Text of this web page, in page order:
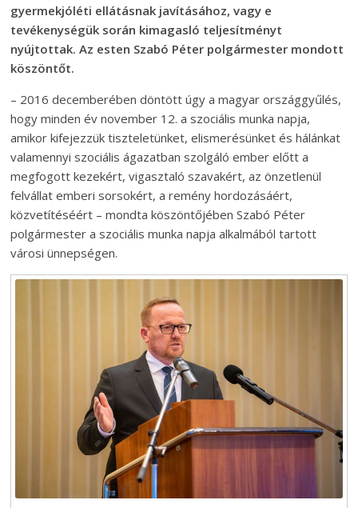
gyermekjóléti ellátásnak javításához, vagy e
tevékenységük során kimagasló teljesítményt
nyújtottak. Az esten Szabó Péter polgármester mondott
köszöntőt.
– 2016 decemberében döntött úgy a magyar országgyűlés,
hogy minden év november 12. a szociális munka napja,
amikor kifejezzük tiszteletünket, elismerésünket és hálánkat
valamennyi szociális ágazatban szolgáló ember előtt a
megfogott kezekért, vigasztaló szavakért, az önzetlenül
felvállat emberi sorsokért, a remény hordozásáért,
közvetítéséért – mondta köszöntőjében Szabó Péter
polgármester a szociális munka napja alkalmából tartott
városi ünnepségen.